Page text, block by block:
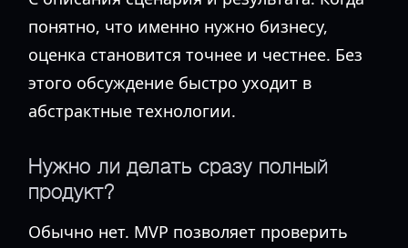
понятно, что именно нужно бизнесу,
оценка становится точнее и честнее. Без
этого обсуждение быстро уходит в
абстрактные технологии.
Нужно ли делать сразу полный
продукт?
Обычно нет. MVP позволяет проверить